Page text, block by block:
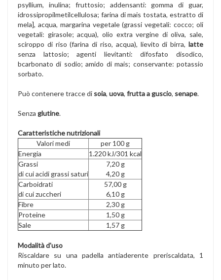
psyllium, inulina; fruttosio; addensanti: gomma di guar,
idrossipropilmetilcellulosa; farina di mais tostata, estratto di
mela], acqua, margarina vegetale (grassi vegetali: cocco; oli
vegetali: girasole; acqua), olio extra vergine di oliva, sale,
sciroppo di riso (farina di riso, acqua), lievito di birra, latte
senza lattosio; agenti lievitanti: difosfato disodico,
bcarbonato di sodio; amido di mais; conservante: potassio
sorbato.
Può contenere tracce di soia, uova, frutta a guscio, senape.
Senza glutine.
Caratteristiche nutrizionali
Valori medi
per 100 g
Energia
1.220 kJ/301 kcal
Grassi
di cui acidi grassi saturi
7,20 g
4,20 g
Carboidrati
di cui zuccheri
57,00 g
6,10 g
Fibre
2,30 g
Proteine
1,50 g
Sale
1,57 g
Modalità d'uso
Riscaldare su una padella antiaderente preriscaldata, 1
minuto per lato.